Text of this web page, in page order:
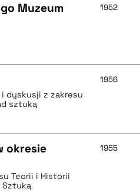
Muzeum
1952
dyskusji z zakresu
sztuką
1956
okresie
Teorii i Historii
1955